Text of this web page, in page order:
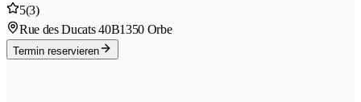
5(3)
Rue des Ducats 40B1350 Orbe
Termin reservieren